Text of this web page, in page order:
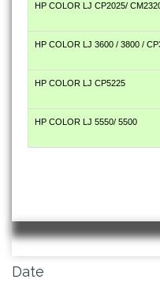
HP COLOR LJ CP2025/
HP COLOR LJ 3600 / 3800 /
HP COLOR LJ CP5225
HP COLOR LJ 5550/ 5500
Date